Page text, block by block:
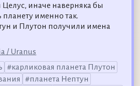
иначе наверняка бы
именно так.
и Плутон получили имена
/ Uranus
карликовая планета Плутон
планета Нептун